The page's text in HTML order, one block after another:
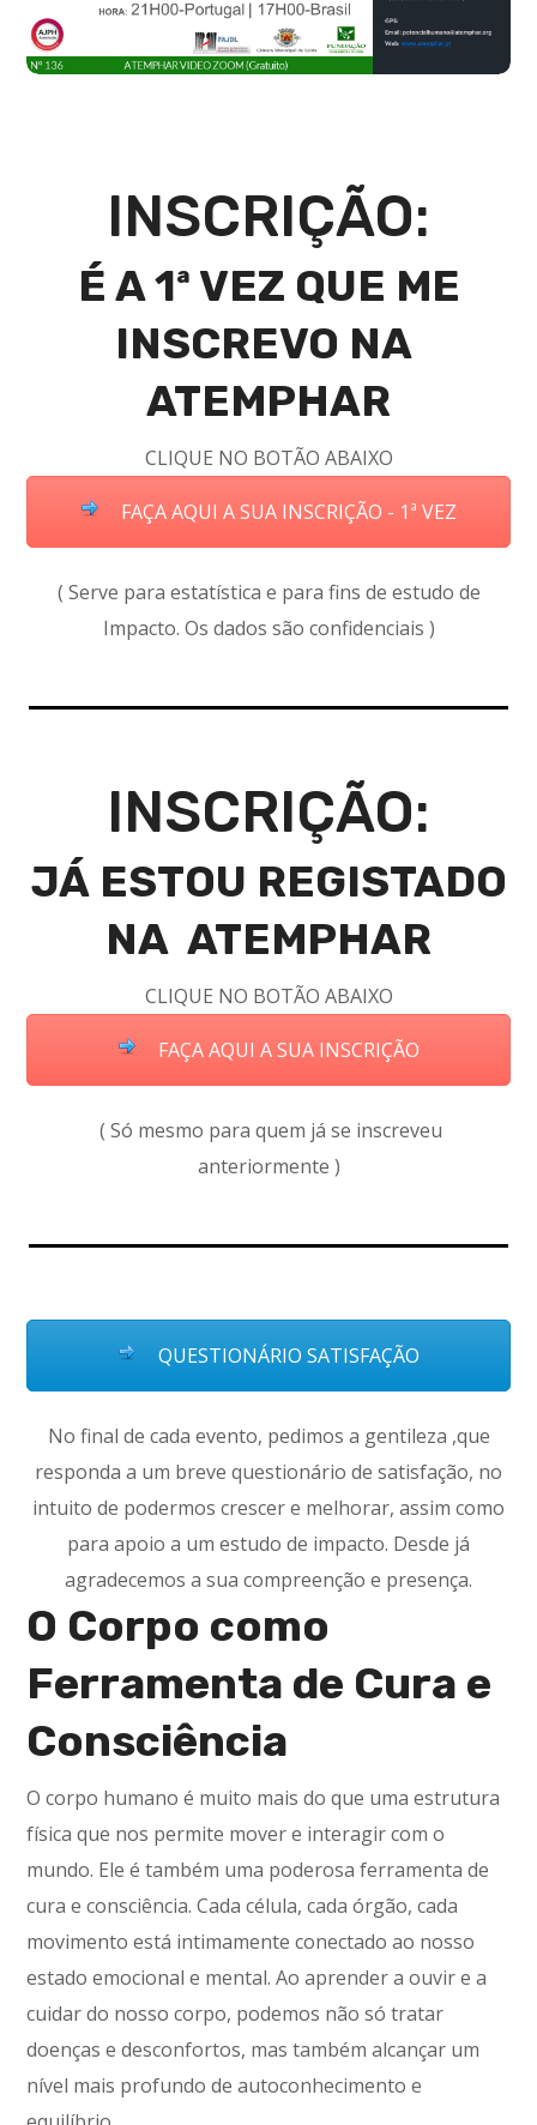
INSCRIÇÃO:
É A 1ª VEZ QUE ME
INSCREVO NA
ATEMPHAR
CLIQUE NO BOTÃO ABAIXO
FAÇA AQUI A SUA INSCRIÇÃO - 1ª VEZ
( Serve para estatística e para fins de estudo de
Impacto. Os dados são confidenciais )
INSCRIÇÃO:
JÁ ESTOU REGISTADO
NA ATEMPHAR
CLIQUE NO BOTÃO ABAIXO
FAÇA AQUI A SUA INSCRIÇÃO
( Só mesmo para quem já se inscreveu
anteriormente )
QUESTIONÁRIO SATISFAÇÃO
No final de cada evento, pedimos a gentileza ,que
responda a um breve questionário de satisfação, no
intuito de podermos crescer e melhorar, assim como
para apoio a um estudo de impacto. Desde já
agradecemos a sua compreenção e presença.
O Corpo como
Ferramenta de Cura e
Consciência
O corpo humano é muito mais do que uma estrutura
física que nos permite mover e interagir com o
mundo. Ele é também uma poderosa ferramenta de
cura e consciência. Cada célula, cada órgão, cada
movimento está intimamente conectado ao nosso
estado emocional e mental. Ao aprender a ouvir e a
cuidar do nosso corpo, podemos não só tratar
doenças e desconfortos, mas também alcançar um
nível mais profundo de autoconhecimento e